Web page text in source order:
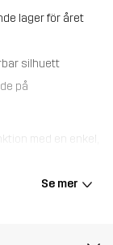
lager för året
silhuett
på
med en enkel,
och bekväm
Se mer